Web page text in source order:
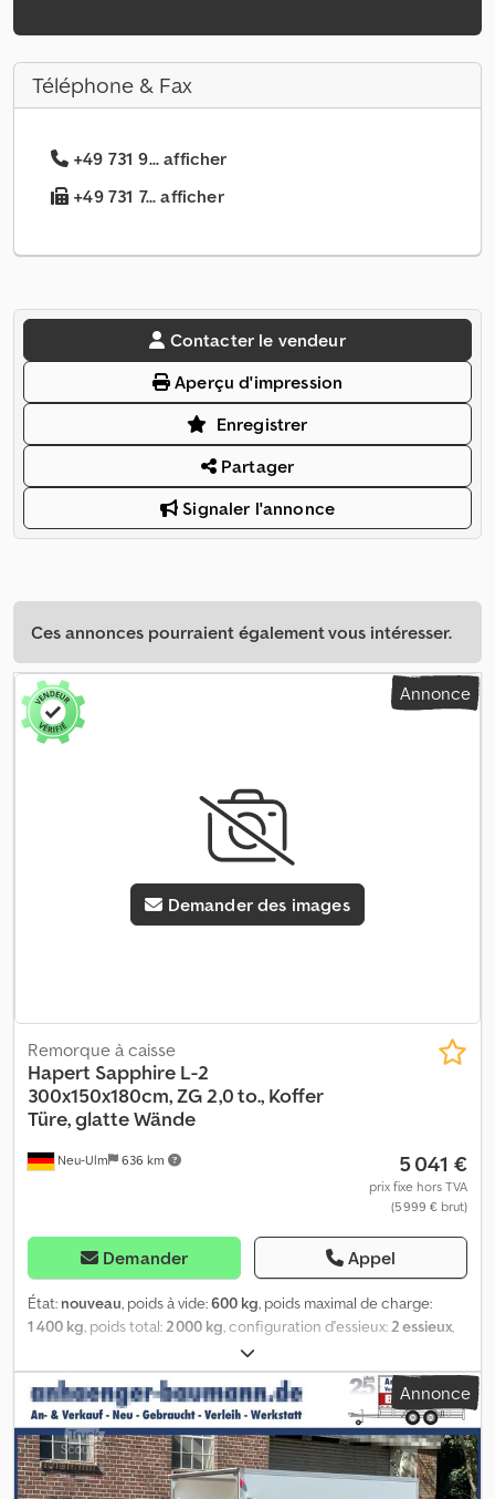
Téléphone & Fax
+49 731 9... afficher
+49 731 7... afficher
Contacter le vendeur
Aperçu d'impression
Enregistrer
Partager
Signaler l'annonce
Ces annonces pourraient également vous intéresser.
Annonce
Demander des images
Neu-Ulm 636 km
Remorque à caisse
Hapert Sapphire L-2
300x150x180cm, ZG 2,0 to., Koffer
Türe, glatte Wände
5 041 €
prix fixe hors TVA
(5 999 € brut)
Demander Appel
État: nouveau, poids à vide:600 kg, poids maximal de charge:
1 400 kg , poids total: 2 000 kg , configuration d'essieux: 2 essieux
longueur de l'espace de chargement:
l’espace de chargement:1 500 mm, hauteur de l'espace de
chargement:1 800 mm, volume de l'espace de chargement:8,1
m³, couleur:blanc, hauteur de construction: 2 390 mm, largeur
de travail:2 000 mm, Fabricant : Hapert Codotmfhujpfx Alcjrf
Modèle : Remorque plateau surbaissée fourgon Sapphire L-2
Poids total admissible : 2000 kg Charge utile : 1400 kg Poids à vide
Annonce